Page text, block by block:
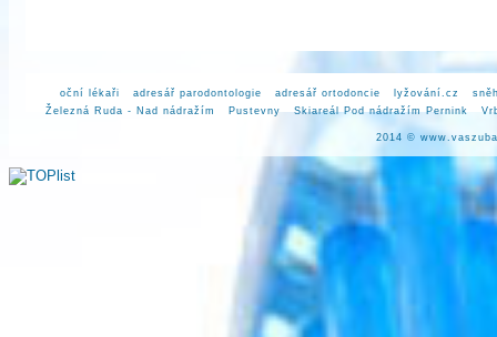
oční lékaři adresář parodontologie adresář ortodoncie lyžování.cz
Železná Ruda - Nad nádražím
Pustevny Skiareál Pod nádražím Pernink
2014 ©